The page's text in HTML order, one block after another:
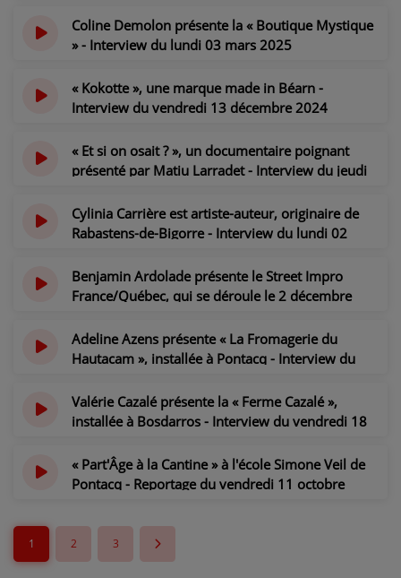
Coline Demolon présente la « Boutique Mystique
» - Interview du lundi 03 mars 2025
« Kokotte », une marque made in Béarn -
Interview du vendredi 13 décembre 2024
« Et si on osait ? », un documentaire poignant
présenté par Matiu Larradet - Interview du jeudi
il y a 1 an
Cylinia Carrière est artiste-auteur, originaire de
Rabastens-de-Bigorre - Interview du lundi 02
il y a 1 an
Benjamin Ardolade présente le Street Impro
France/Québec, qui se déroule le 2 décembre
2024
il y a 1 an
Adeline Azens présente « La Fromagerie du
Hautacam », installée à Pontacq - Interview du
il y a 1 an
Valérie Cazalé présente la « Ferme Cazalé »,
installée à Bosdarros - Interview du vendredi 18
il y a 1 an
« Part'Âge à la Cantine » à l'école Simone Veil de
Pontacq - Reportage du vendredi 11 octobre
il y a 1 an
1
2 3